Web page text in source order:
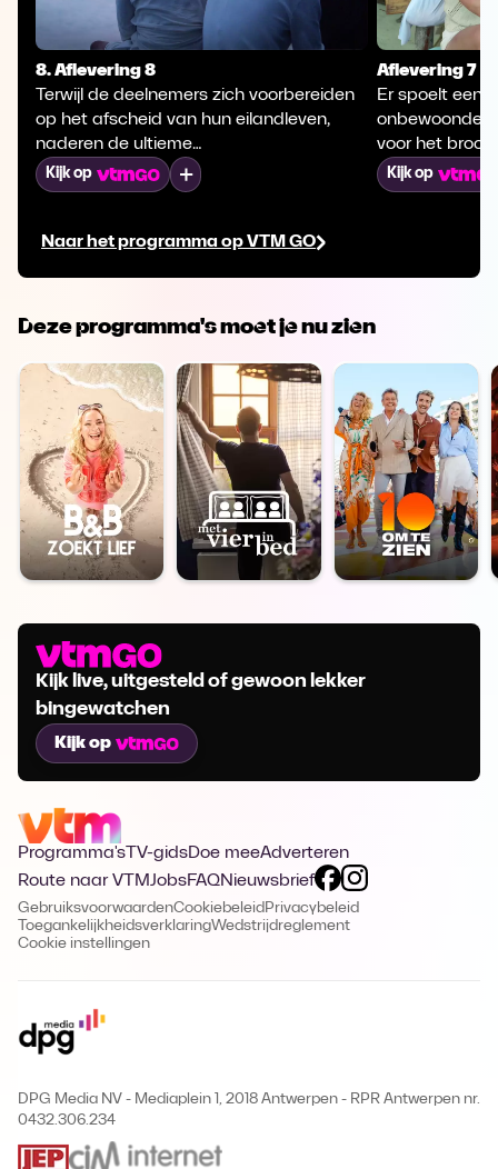
Naar het programma op VTM GO
8. Aflevering 8
Terwijl de deelnemers zich voorbereiden
op het afscheid van hun eilandleven,
naderen de ultieme
beslissingsmomenten. Keert iedereen als
een koppel terug naar België of eindigen
Kijk op
Aflevering 7
Er spoelt een
onbewoonde
voor het
overbodige
daarover
verloopt dan
Kijk op
Deze programma's moet je nu zien
Kijk live, uitgesteld of gewoon lekker
bingewatchen
Kijk op
Programma's TV-gidsDoe meeAdverteren
Route naar VTMJobsFAQNieuwsbrief
GebruiksvoorwaardenCookiebeleid Privacybeleid
ToegankelijkheidsverklaringWedstrijdreglement
Cookie instellingen
DPG Media NV - Mediaplein 1, 2018 Antwerpen - RPR Antwerpen nr.
0432.306.234